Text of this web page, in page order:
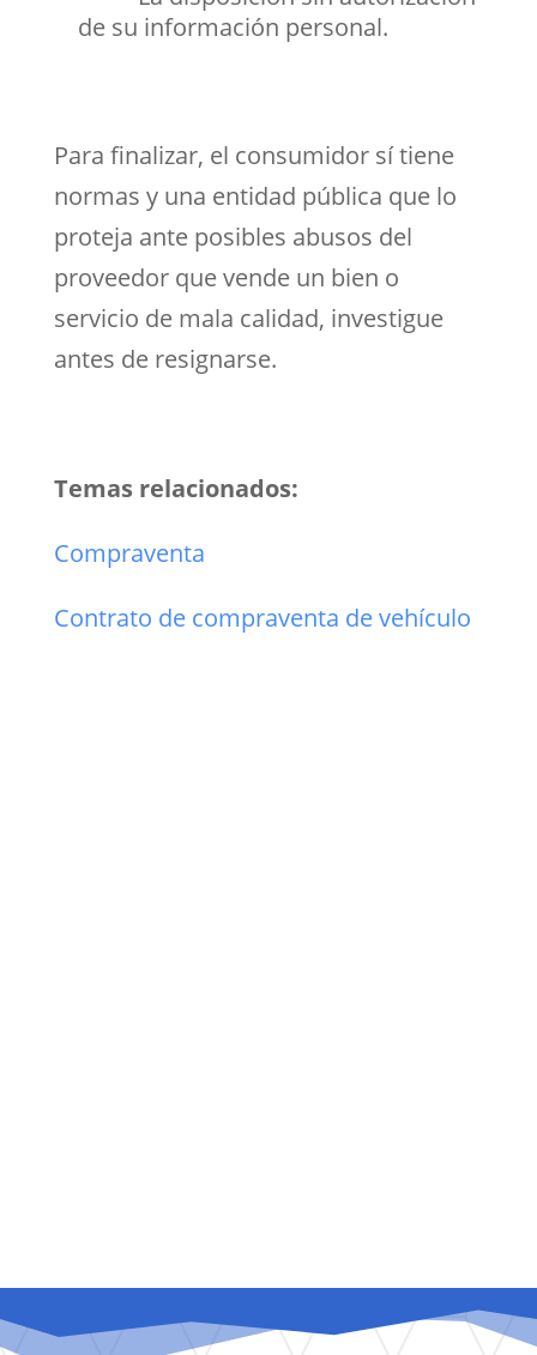
de su información personal.
Para finalizar, el consumidor sí tiene
normas y una entidad pública que lo
proteja ante posibles abusos del
proveedor que vende un bien o
servicio de mala calidad, investigue
antes de resignarse.
Temas relacionados:
Compraventa
Contrato de compraventa de vehículo